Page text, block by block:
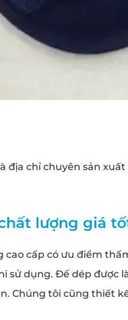
địa chỉ chuyên sản
lượng giá
cấp có ưu điểm
sử dụng. Đế dép được
Chúng tôi cũng thiết